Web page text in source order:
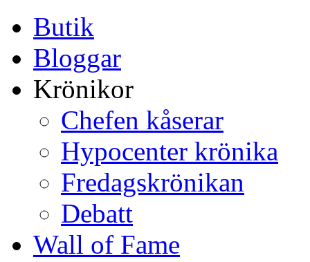
Butik
Bloggar
Krönikor
Chefen kåserar
Hypocenter krönika
Fredagskrönikan
Debatt
Wall of Fame